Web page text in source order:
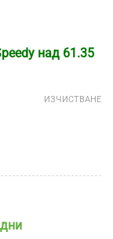
над 61.35
ИЗЧИСТВАНЕ